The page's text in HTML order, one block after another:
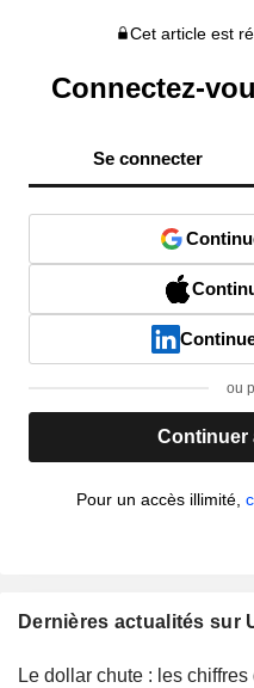
Cet article est
Connectez-
Se connecter
ou
Continuer
Pour un accès illimité,
Dernières actualités sur
Le dollar chute : les